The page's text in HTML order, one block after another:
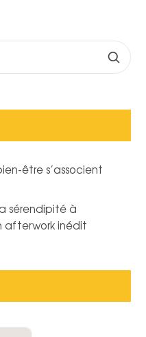
être s’associent
sérendipité à
afterwork inédit